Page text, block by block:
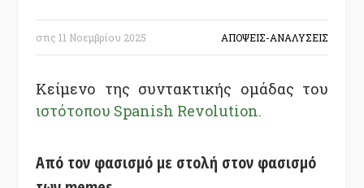
στις 11 Νοεμβρίου 2025 ΑΠΟΨΕΙΣ-ΑΝΑΛΥΣΕΙΣ
Κείμενο της συντακτικής ομάδας του
ιστότοπου Spanish Revolution.
Από τον φασισμό με στολή στον φασισμό